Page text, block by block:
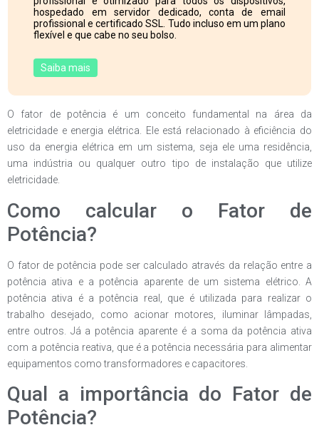
hospedado em servidor dedicado, conta de email
profissional e certificado SSL. Tudo incluso em um plano
flexível e que cabe no seu bolso.
Saiba mais
O fator de potência é um conceito fundamental na área da
eletricidade e energia elétrica. Ele está relacionado à eficiência do
uso da energia elétrica em um sistema, seja ele uma residência,
uma indústria ou qualquer outro tipo de instalação que utilize
eletricidade.
Como calcular o Fator de
Potência?
O fator de potência pode ser calculado através da relação entre a
potência ativa e a potência aparente de um sistema elétrico. A
potência ativa é a potência real, que é utilizada para realizar o
trabalho desejado, como acionar motores, iluminar lâmpadas,
entre outros. Já a potência aparente é a soma da potência ativa
com a potência reativa, que é a potência necessária para alimentar
equipamentos como transformadores e capacitores.
Qual a importância do Fator de
Potência?